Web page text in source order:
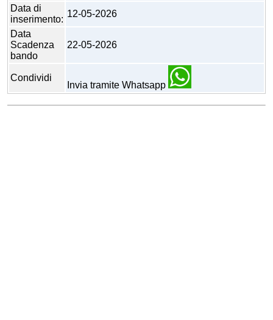
Data di
inserimento:
12-05-2026
Data
Scadenza
bando
22-05-2026
Condividi
Invia tramite Whatsapp